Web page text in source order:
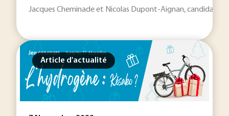
Jacques Cheminade et Nicolas Dupont-Aignan, candidats
Article d'actualité